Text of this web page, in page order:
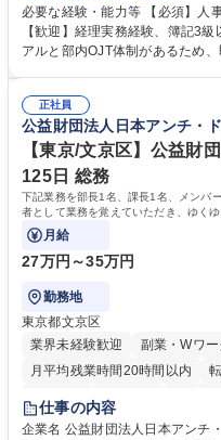
度改定などのコア業務にも挑戦でき
理、給与計算、社会保険手続き
き、社内規定の改定や人事制度
でも質問・相談できる環境が整っ
集職種 【森ビルG】人事・総
リモート可
必要な経験・能力等 【必須】人
【歓迎】経理実務経験、簿記3
アルと部内OJT体制があるため
務に挑戦できるため、自身の成
きます。 残業少なめ、週1日リ
ち長期活躍できる環境です。 「
キャリアを築きたい」という前向
歴・資格 学歴：大学院 大学 高
簿記検定1級 日商簿記検定2級
正社員
公益財団法人日本アンチ・
【東京/文京区】公益財
125日 総務
下記業務を部長1名、課長1名、メンバ
者として業務を覚えていただき、ゆく
躍いただくことを期待しています。
月給
27万円～35万円
勤務地
東京都文京区
業界未経験歓迎
副業・Wワ
月平均残業時間20時間以内
賞与あり
育休あり
食事補助あり
仕事の内容
企業名 公益財団法人日本アンチ・ドーピング